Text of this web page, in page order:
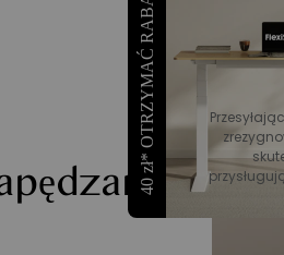
40 zł* OTRZYMAĆ RABAT